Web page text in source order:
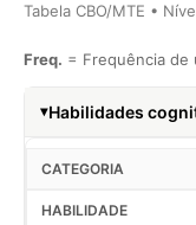
Tabela CBO/MTE •
Freq. = Frequência de
Habilidades